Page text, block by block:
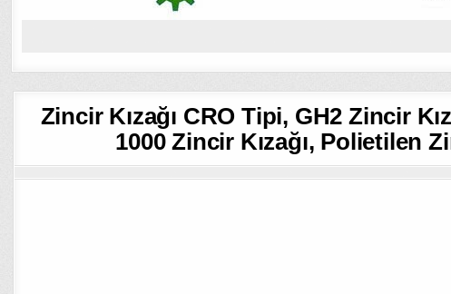
Zincir Kızağı CRO Tipi, GH2 Zincir
1000 Zincir Kızağı, Polietilen